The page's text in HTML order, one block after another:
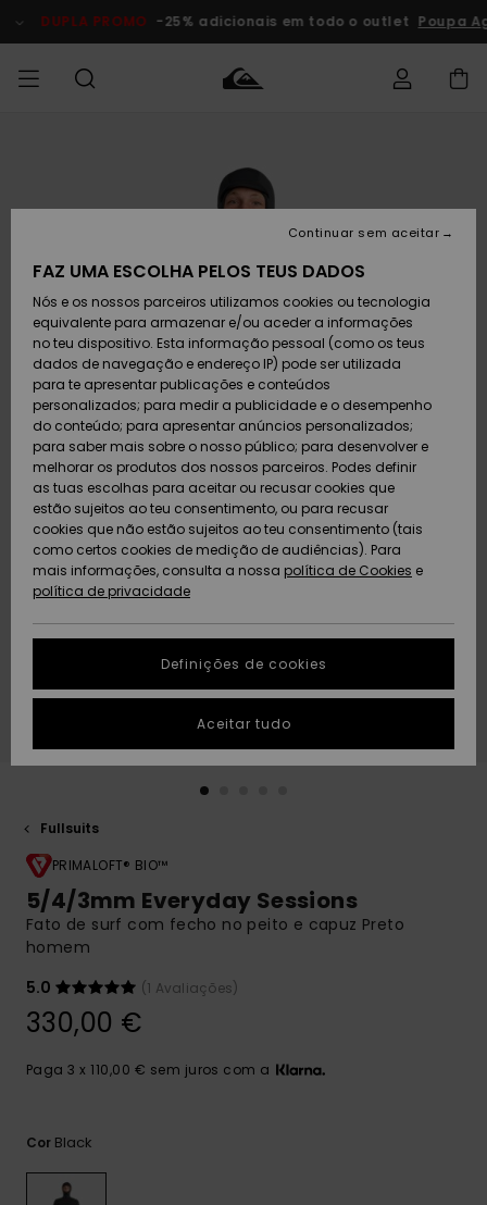
do
DUPLA PROMO -25% adicionais em todo o outlet Poupa
Calçado e
chinelos
Surfe/água
Snow
Artigos
recém-
chegados
Coleções
MENINO
Calçado e
chinelos
Surfe/água
Neve
Artigos
recém-
chegados
Highlights
MULHER
chegados
Highlights
Snow
SURF
Homem
Crianças
Highlights
Community
SNOW
Neve
Homem
Artigos
Criança
Snow Shop
Feminino
Highlights
Community
DUPLA
PROMO
Homem
Criança
Outlet
Mulher
AJUDA
Devoluções
Pagamento
Cartão
presente
Quiksilver
Freedom
Protecção de
dados
Guia de
tamanhos
conversa para
obteres a
resposta mais
rápida à tua
Encontra
respostas
mais
frequentes e o
contacto.
SUSTAINABILITY
PRESENTE
DESEJO
Fullsuits
PRIMALOFT® BIO™
5/4/3mm Everyday Sessions
Fato de surf com fecho no peito e capuz Preto
homem
5.0
(1 Avaliações)
330,00 €
Paga 3 x 110,00 € sem juros com a
Cor Black
FAZ UMA ESCOLHA PELOS TEUS DADOS
Nós e os nossos parceiros utilizamos cookies ou tecnologia
equivalente para armazenar e/ou aceder a informações
no teu dispositivo. Esta informação pessoal (como os teus
dados de navegação e endereço IP) pode ser utilizada
para te apresentar publicações e conteúdos
personalizados; para medir a publicidade e o desempenho
do conteúdo; para apresentar anúncios personalizados;
para saber mais sobre o nosso público; para desenvolver e
melhorar os produtos dos nossos parceiros. Podes definir
as tuas escolhas para aceitar ou recusar cookies que
estão sujeitos ao teu consentimento, ou para recusar
cookies que não estão sujeitos ao teu consentimento (tais
como certos cookies de medição de audiências). Para
mais informações, consulta a nossa política de Cookies e
política de privacidade
Definições de cookies
Continuar sem aceitar
Aceitar tudo